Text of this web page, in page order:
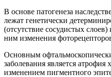
В основе патогенеза
лежат генетически
(отсутствие сосудистых
ним изменения
Основным
заболевания является
изменением пигментного